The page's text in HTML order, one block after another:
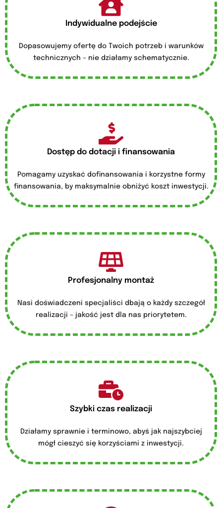
Indywidualne podejście
Dopasowujemy ofertę do Twoich potrzeb i warunków
technicznych – nie działamy schematycznie.
Dostęp do dotacji i finansowania
Pomagamy uzyskać dofinansowania i korzystne formy
finansowania, by maksymalnie obniżyć koszt inwestycji.
Profesjonalny montaż
Nasi doświadczeni specjaliści dbają o każdy szczegół
realizacji – jakość jest dla nas priorytetem.
Szybki czas realizacji
Działamy sprawnie i terminowo, abyś jak najszybciej
mógł cieszyć się korzyściami z inwestycji.